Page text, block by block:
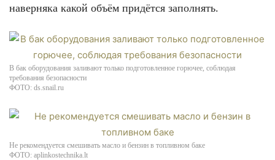
наверняка какой объём придётся заполнять.
В бак оборудования заливают только подготовленное горючее, соблюдая
требования безопасности
ФОТО: ds.snail.ru
Не рекомендуется смешивать масло и бензин в топливном баке
ФОТО: aplinkostechnika.lt